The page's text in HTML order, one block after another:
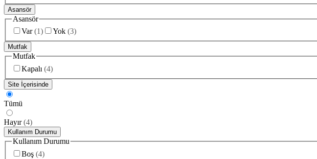
Asansör
Asansör
Var (1) Yok (3)
Mutfak
Mutfak
Kapalı (4)
Site İçerisinde
Tümü
Hayır (4)
Kullanım Durumu
Kullanım Durumu
Boş (4)